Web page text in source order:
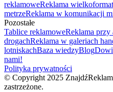
reklamoweReklama
metrzeReklama w komunikacji
Pozostałe
Tablice reklamoweReklama przy
drogachReklama w galeriach
lotniskachBaza wiedzyBlog
nami!
Polityka prywatności
© Copyright 2025
zastrzeżone.